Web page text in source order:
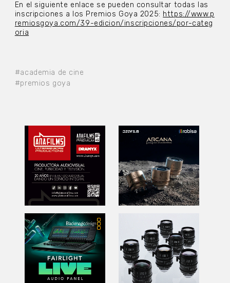
#academia de cine
#premios goya
En el siguiente enlace se pueden consultar todas las
inscripciones a los Premios Goya 2025: https://www.p
remiosgoya.com/39-edicion/inscripciones/por-categ
oria